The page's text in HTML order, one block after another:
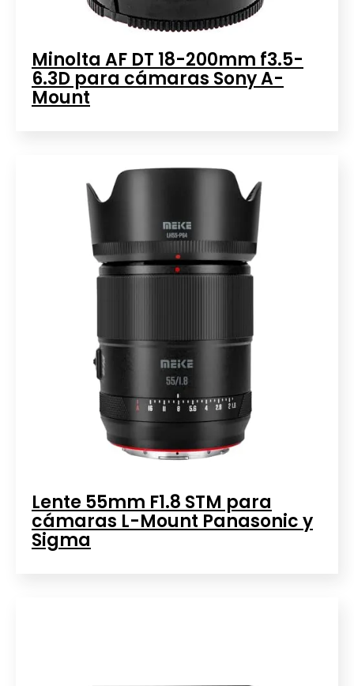
Minolta AF DT 18-200mm f3.5-
6.3D para cámaras Sony A-
Mount
Lente 55mm F1.8 STM para
cámaras L-Mount Panasonic y
Sigma